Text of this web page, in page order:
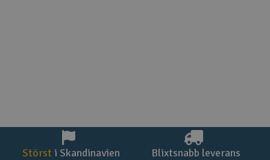
Störst i Skandinavien Blixtsnabb leverans